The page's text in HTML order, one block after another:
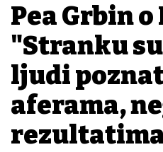
Peđa Grbin o
"Stranku
ljudi
aferama,